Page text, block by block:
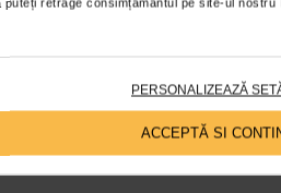
PERSONALIZEAZĂ
ACCEPTĂ SI